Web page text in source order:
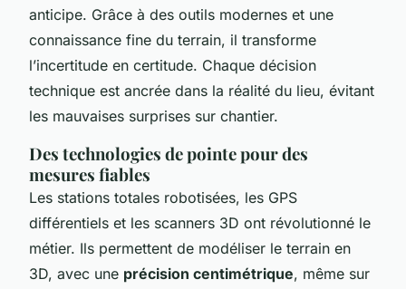
anticipe. Grâce à des outils modernes et une
connaissance fine du terrain, il transforme
l’incertitude en certitude. Chaque décision
technique est ancrée dans la réalité du lieu, évitant
les mauvaises surprises sur chantier.
Des technologies de pointe pour des
mesures fiables
Les stations totales robotisées, les GPS
différentiels et les scanners 3D ont révolutionné le
métier. Ils permettent de modéliser le terrain en
3D, avec une précision centimétrique, même sur